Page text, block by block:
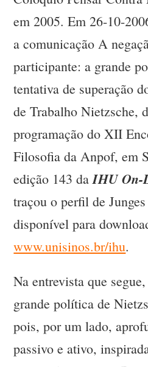
em 2005. Em 26-10-
a comunicação A
participante: a grande
tentativa de superação
de Trabalho Nietzsche,
programação do XII
Filosofia da Anpof, em
edição 143 daIHU On-
traçou o perfil de
disponível para
www.unisinos.br/ihu.
Na entrevista que
grande política de
pois, por um lado,
passivo e ativo,